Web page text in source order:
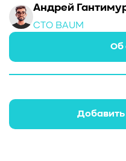
Андрей
CTO BAUM
Об